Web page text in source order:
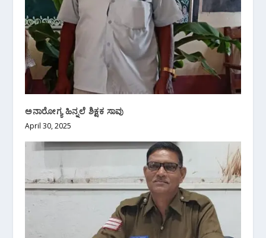
ಅನಾರೋಗ್ಯ ಹಿನ್ನಲೆ ಶಿಕ್ಷಕ ಸಾವು
April 30, 2025